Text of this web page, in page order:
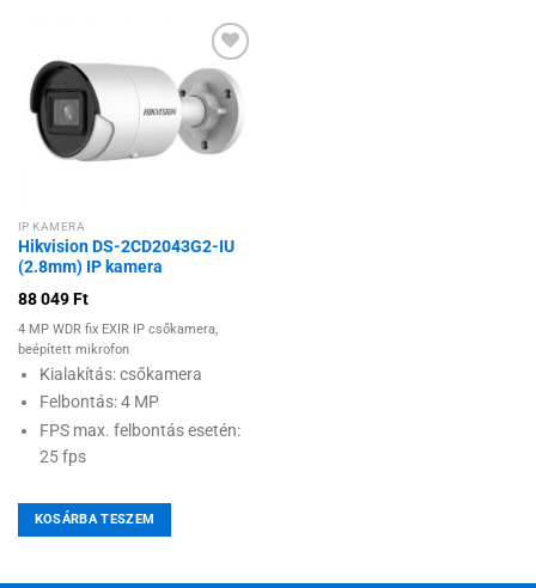
Hozzáadás a
kívánságlistához
IP KAMERA
Hikvision DS-2CD2043G2-IU
(2.8mm) IP kamera
88 049Ft
4 MP WDR fix EXIR IP csőkamera,
beépített mikrofon
Kialakítás: csőkamera
Felbontás: 4 MP
FPS max. felbontás esetén:
25 fps
KOSÁRBA TESZEM